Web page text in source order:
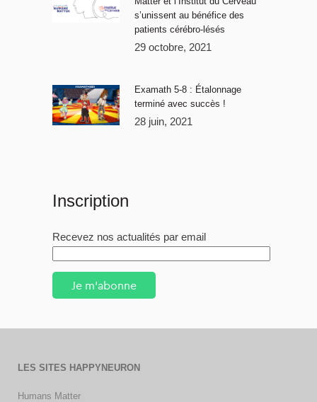
s’unissent au bénéfice des
patients cérébro-lésés
29 octobre, 2021
Examath 5-8 : Étalonnage
terminé avec succès !
28 juin, 2021
Inscription
Recevez nos actualités par email
Je m'abonne
LES SITES HAPPYNEURON
Humans Matter